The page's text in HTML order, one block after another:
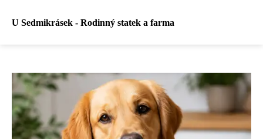
U Sedmikrásek - Rodinný statek a farma